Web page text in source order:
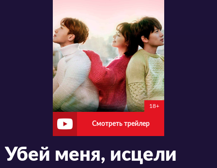
18+
Смотреть трейлер
Убей меня, исцели